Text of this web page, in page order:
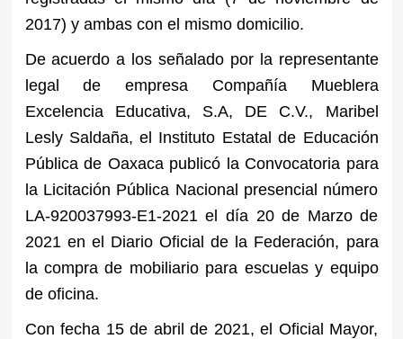
2017) y ambas con el mismo domicilio.
De acuerdo a los señalado por la representante
legal de empresa Compañía Mueblera
Excelencia Educativa, S.A, DE C.V., Maribel
Lesly Saldaña, el Instituto Estatal de Educación
Pública de Oaxaca publicó la Convocatoria para
la Licitación Pública Nacional presencial número
LA-920037993-E1-2021 el día 20 de Marzo de
2021 en el Diario Oficial de la Federación, para
la compra de mobiliario para escuelas y equipo
de oficina.
Con fecha 15 de abril de 2021, el Oficial Mayor,